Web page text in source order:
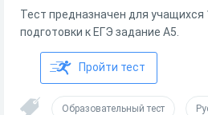
Тест предназначен для учащихся
подготовки к ЕГЭ задание А5.
Пройти тест
Образовательный тест